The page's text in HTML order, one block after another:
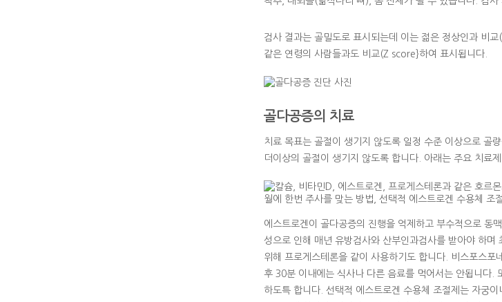
검사 결과는 골밀도로 표시되는데 이는 젊은 정상인과 비
같은 연령의 사람들과도 비교(Z score}하여 표시됩니다.
골다공증의 치료
치료 목표는 골절이 생기지 않도록 일정 수준 이상으로 골
더이상의 골절이 생기지 않도록 합니다. 아래는 주요 치료제
에스트로겐이 골다공증의 진행을 억제하고 부수적으로 동
성으로 인해 매년 유방검사와 산부인과검사를 받아야 하
위해 프로게스테론을 같이 사용하기도 합니다. 비스포스
후 30분 이내에는 식사나 다른 음료를 먹어서는 안됩니다.
하도특 합니다. 선택적 에스트로겐 수용체 조절제는 자궁